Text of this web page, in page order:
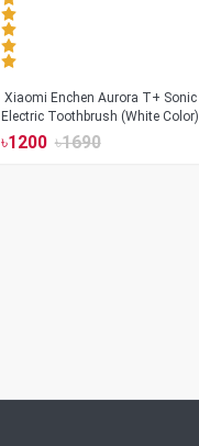
Xiaomi Enchen Aurora T+ Sonic
Electric Toothbrush (White Color)
৳1200 ৳1690